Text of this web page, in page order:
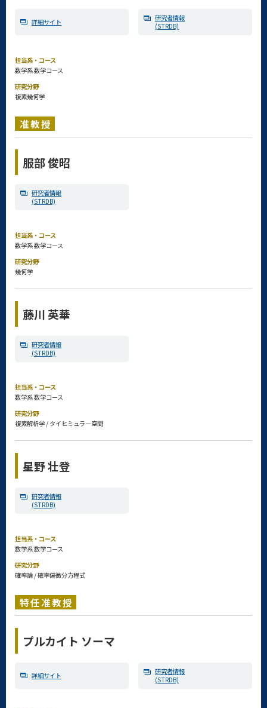
詳細サイト
研究者情報
(STRDB)
担当系・コース
数学系 数学コース
研究分野
複素幾何学
准教授
服部 俊昭
研究者情報
(STRDB)
担当系・コース
数学系 数学コース
研究分野
幾何学
藤川 英華
研究者情報
(STRDB)
担当系・コース
数学系 数学コース
研究分野
複素解析学 / タイヒミュラー空間
星野 壮登
研究者情報
(STRDB)
担当系・コース
数学系 数学コース
研究分野
確率論 / 確率偏微分方程式
特任准教授
プルカイト ソーマ
詳細サイト
研究者情報
(STRDB)